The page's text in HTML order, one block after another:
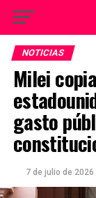
NOTICIAS
Milei
gasto
7 de julio de 2026